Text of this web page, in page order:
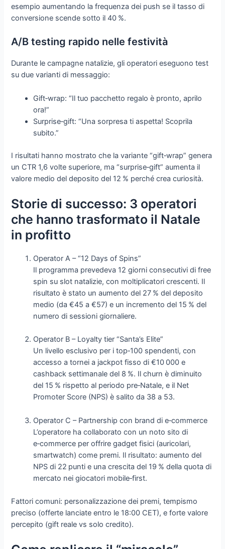
esempio aumentando la frequenza dei push se il tasso di
conversione scende sotto il 40 %.
A/B testing rapido nelle festività
Durante le campagne natalizie, gli operatori eseguono test
su due varianti di messaggio:
Gift‑wrap: “Il tuo pacchetto regalo è pronto, aprilo
ora!”
Surprise‑gift: “Una sorpresa ti aspetta! Scoprila
subito.”
I risultati hanno mostrato che la variante “gift‑wrap” genera
un CTR 1,6 volte superiore, ma “surprise‑gift” aumenta il
valore medio del deposito del 12 % perché crea curiosità.
Storie di successo: 3 operatori
che hanno trasformato il Natale
in profitto
Operator A – “12 Days of Spins”
Il programma prevedeva 12 giorni consecutivi di free
spin su slot natalizie, con moltiplicatori crescenti. Il
risultato è stato un aumento del 27 % del deposito
medio (da €45 a €57) e un incremento del 15 % del
numero di sessioni giornaliere.
Operator B – Loyalty tier “Santa’s Elite”
Un livello esclusivo per i top‑100 spendenti, con
accesso a tornei a jackpot fisso di €10 000 e
cashback settimanale del 8 %. Il churn è diminuito
del 15 % rispetto al periodo pre‑Natale, e il Net
Promoter Score (NPS) è salito da 38 a 53.
Operator C – Partnership con brand di e‑commerce
L’operatore ha collaborato con un noto sito di
e‑commerce per offrire gadget fisici (auricolari,
smartwatch) come premi. Il risultato: aumento del
NPS di 22 punti e una crescita del 19 % della quota di
mercato nei giocatori mobile‑first.
Fattori comuni: personalizzazione dei premi, tempismo
preciso (offerte lanciate entro le 18:00 CET), e forte valore
percepito (gift reale vs solo credito).